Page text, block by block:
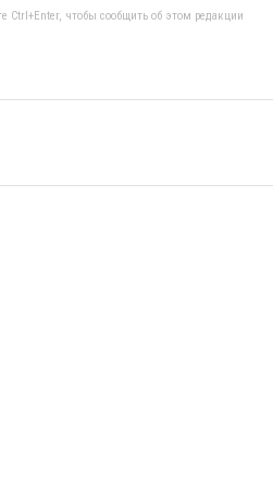
чтобы сообщить об этом редакции